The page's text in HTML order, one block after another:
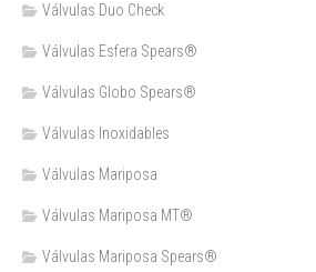
Válvulas Duo Check
Válvulas Esfera Spears®
Válvulas Globo Spears®
Válvulas Inoxidables
Válvulas Mariposa
Válvulas Mariposa MT®
Válvulas Mariposa Spears®